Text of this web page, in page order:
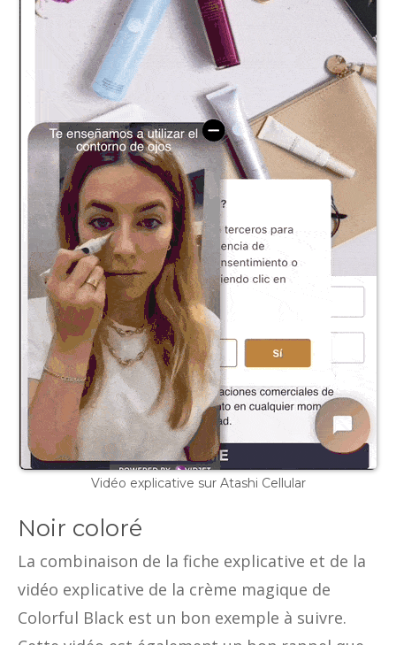
Vidéo explicative sur Atashi Cellular
Noir coloré
La combinaison de la fiche explicative et de la
vidéo explicative de la crème magique de
Colorful Black est un bon exemple à suivre.